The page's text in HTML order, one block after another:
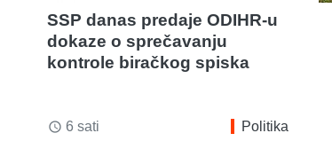
SSP danas predaje ODIHR-u
dokaze o sprečavanju
kontrole biračkog spiska
access_time 6 sati Politika